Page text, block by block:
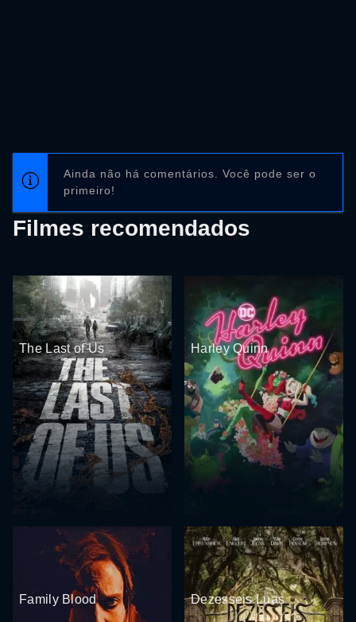
Ainda não há comentários. Você pode ser o
primeiro!
Filmes recomendados
The Last of Us Harley Quinn
Family Blood Dezesseis Luas